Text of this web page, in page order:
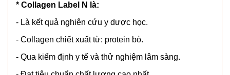
* Collagen Label N là:
- Là kết quả nghiên cứu y dược học.
- Collagen chiết xuất từ: protein bò.
- Qua kiểm định y tế và thử nghiệm lâm sàng.